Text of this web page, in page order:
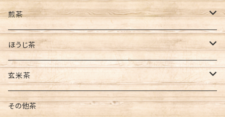
煎茶
茶葉
缶入
袋入
ティーバッグ
水出し
ほうじ茶
茶葉
ティーバッグ
玄米茶
茶葉
その他茶